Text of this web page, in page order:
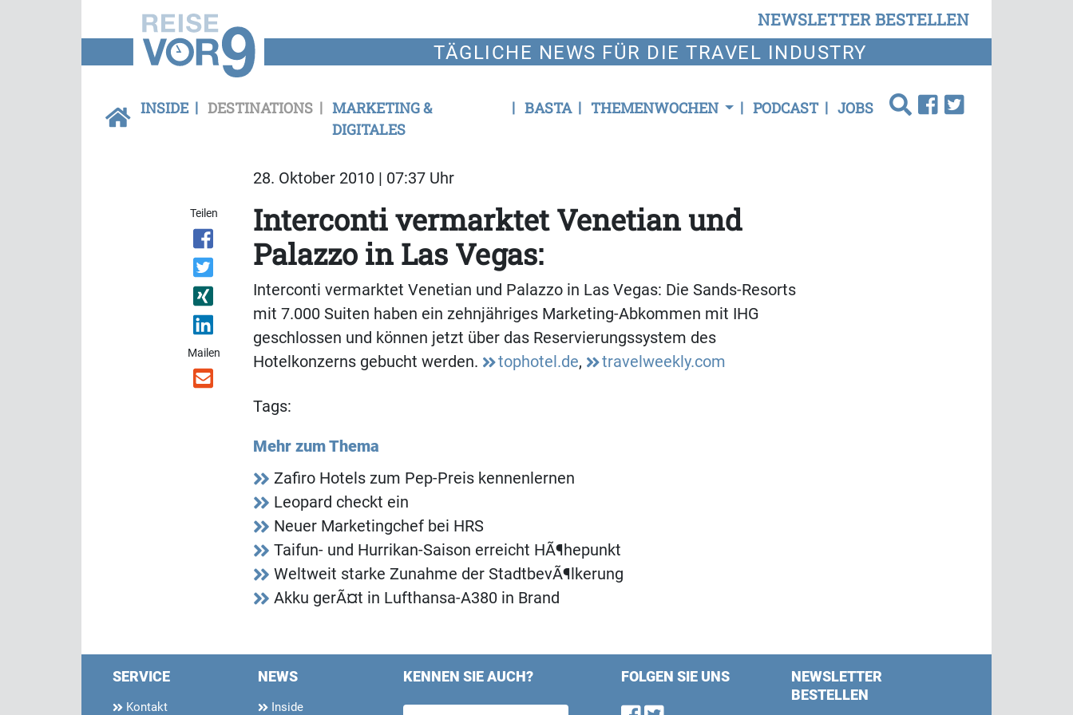
NEWSLETTER BESTELLEN
TÄGLICHE NEWS FÜR DIE TRAVEL INDUSTRY
INSIDE DESTINATIONS
MARKETING &
DIGITALES
BASTA THEMENWOCHEN PODCAST JOBS
28. Oktober 2010 | 07:37 Uhr
Teilen
Mailen
Interconti vermarktet Venetian und
Palazzo in Las Vegas:
Interconti vermarktet Venetian und Palazzo in Las Vegas: Die Sands-Resorts
mit 7.000 Suiten haben ein zehnjähriges Marketing-Abkommen mit IHG
geschlossen und können jetzt über das Reservierungssystem des
Hotelkonzerns gebucht werden.
tophotel.de, travelweekly.com
Tags:
Mehr zum Thema
Zafiro Hotels zum Pep-Preis kennenlernen
Leopard checkt ein
Neuer Marketingchef bei HRS
Taifun- und Hurrikan-Saison erreicht HÃ¶hepunkt
Weltweit starke Zunahme der StadtbevÃ¶lkerung
Akku gerÃ¤t in Lufthansa-A380 in Brand
SERVICE
Kontakt
NEWS
Inside
KENNEN SIE AUCH? FOLGEN SIE UNS
NEWSLETTER
BESTELLEN